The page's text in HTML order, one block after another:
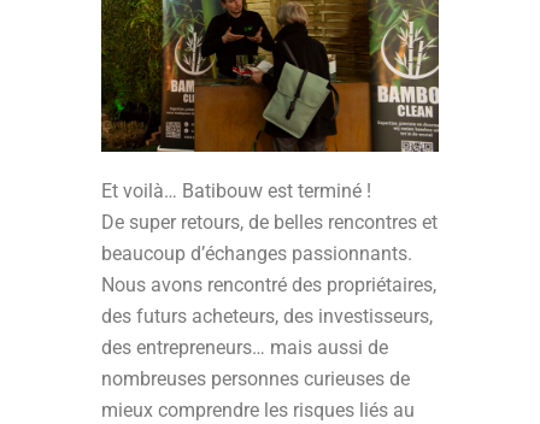
Et voilà… Batibouw est terminé !
De super retours, de belles rencontres et
beaucoup d’échanges passionnants.
Nous avons rencontré des propriétaires,
des futurs acheteurs, des investisseurs,
des entrepreneurs… mais aussi de
nombreuses personnes curieuses de
mieux comprendre les risques liés au